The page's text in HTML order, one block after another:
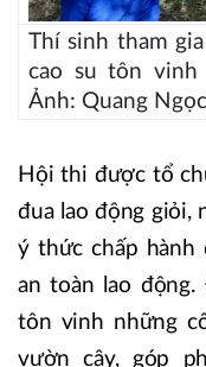
Thí sinh tham
cao su tôn vinh
Ảnh: Quang Ngọc
Hội thi được tổ
đua lao động giỏi,
ý thức chấp hành
an toàn lao
tôn vinh những
vườn cây, góp